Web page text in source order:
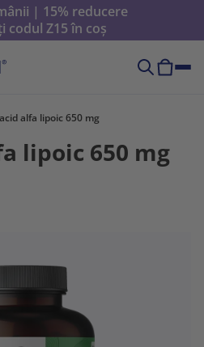
| 15% reducere
codul Z15în coș
alfa lipoic 650 mg
lipoic 650 mg